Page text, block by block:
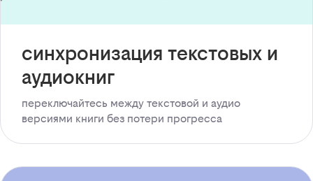
синхронизация текстовых и
аудиокниг
переключайтесь между текстовой и аудио
версиями книги без потери прогресса